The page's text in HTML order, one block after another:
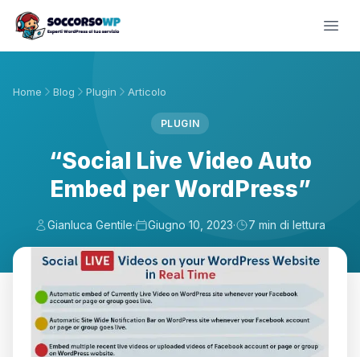
Home Blog Plugin Articolo
PLUGIN
“Social Live Video Auto
Embed per WordPress”
Gianluca Gentile· Giugno 10, 2023· 7 min di lettura